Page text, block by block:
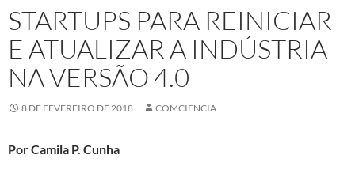
STARTUPS PARA REINICIAR
E ATUALIZAR A INDÚSTRIA
NA VERSÃO 4.0
8 DE FEVEREIRO DE 2018 COMCIENCIA
Por Camila P. Cunha